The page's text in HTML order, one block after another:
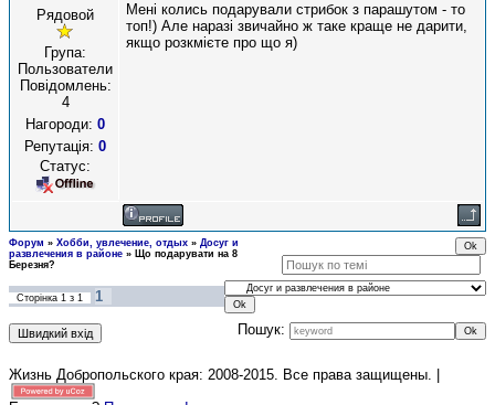
Рядовой
Група:
Пользователи
Повідомлень:
4
Нагороди: 0
Репутація: 0
Статус:
Мені колись подарували стрибок з парашутом - то
топ!) Але наразі звичайно ж таке краще не дарити,
якщо розкмієте про що я)
Форум » Хобби, увлечение, отдых » Досуг и
развлечения в районе » Що подарувати на 8
Березня?
Сторінка 1 з 1
1
Пошук:
Жизнь Добропольского края: 2008-2015. Все права защищены. |